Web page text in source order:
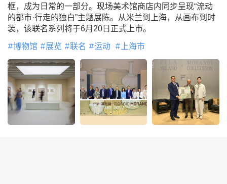
框，成为日常的一部分。现场美术馆商店内同步呈现“流动
的都市·行走的独白”主题展陈。从米兰到上海，从画布到时
装，该联名系列将于6月20日正式上市。
博物馆 展览 联名 运动 上海市